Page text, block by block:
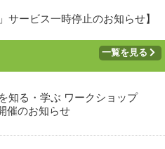
サービス一時停止のお知らせ】
一覧を見る
知る・学ぶ ワークショップ
催のお知らせ